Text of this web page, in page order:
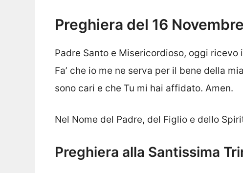
Preghiera del 16
Padre Santo e Misericordioso, oggi ricevo
Fa’ che io me ne serva per il bene della
sono cari e che Tu mi hai affidato. Amen.
Nel Nome del Padre, del Figlio e dello
Preghiera alla Santissima